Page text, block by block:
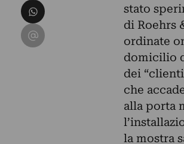
stato
di Roehrs
ordinate
domicilio
dei
che
alla porta
la mostra
Condividi su WhatsApp
Condividi su Email